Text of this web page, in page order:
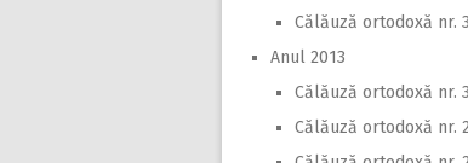
Călăuză ortodoxă nr.
Anul 2013
Călăuză ortodoxă nr.
Călăuză ortodoxă nr.